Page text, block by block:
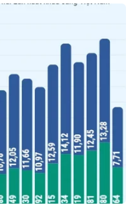
#Dịch bệnh